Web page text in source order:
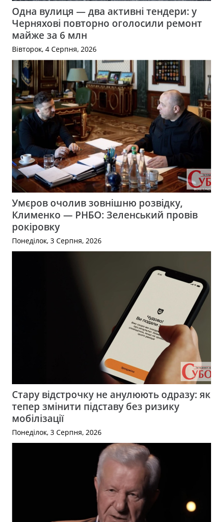
Одна вулиця — два активні тендери: у
Черняхові повторно оголосили ремонт
майже за 6 млн
Вівторок, 4 Серпня, 2026
Умєров очолив зовнішню розвідку,
Клименко — РНБО: Зеленський провів
рокіровку
Понеділок, 3 Серпня, 2026
Стару відстрочку не анулюють одразу: як
тепер змінити підставу без ризику
мобілізації
Понеділок, 3 Серпня, 2026